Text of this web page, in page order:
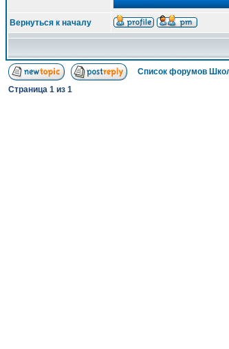
Вернуться к началу
Список форумов
Страница 1 из 1